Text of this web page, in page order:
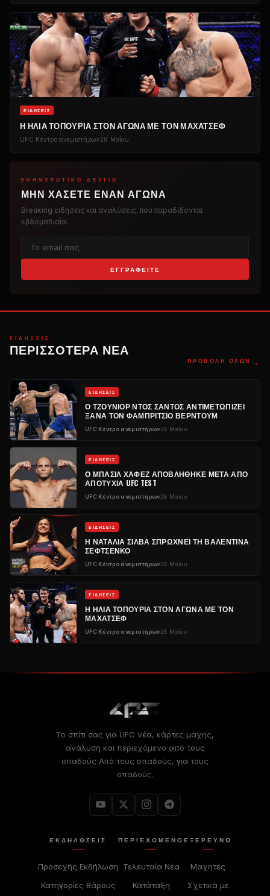
ΕΙΔΉΣΕΙΣ
Η ΗΛΊΑ ΤΟΠΟΥΡΊΑ ΣΤΟΝ ΑΓΏΝΑ ΜΕ ΤΟΝ ΜΑΧΆΤΣΕΦ
UFC Κέντρο ανεμιστήρων28 Μαΐου
ΕΝΗΜΕΡΩΤΙΚΌ ΔΕΛΤΊΟ
ΜΗΝ ΧΆΣΕΤΕ ΈΝΑΝ ΑΓΏΝΑ
Breaking ειδήσεις και αναλύσεις, που παραδίδονται
εβδομαδιαία.
ΕΓΓΡΑΦΕΊΤΕ
ΕΙΔΉΣΕΙΣ
ΠΕΡΙΣΣΌΤΕΡΑ ΝΈΑ
ΠΡΟΒΟΛΉ ΌΛΩΝ →
ΕΙΔΉΣΕΙΣ
Ο ΤΖΟΎΝΙΟΡ ΝΤΟΣ ΣΆΝΤΟΣ ΑΝΤΙΜΕΤΩΠΊΖΕΙ
ΞΑΝΆ ΤΟΝ ΦΑΜΠΡΊΤΣΙΟ ΒΈΡΝΤΟΥΜ
UFCΚέντρο ανεμιστήρων28 Μαΐου
ΕΙΔΉΣΕΙΣ
Ο ΜΠΑΣΊΛ ΧΑΦΈΖ ΑΠΟΒΛΉΘΗΚΕ ΜΕΤΆ ΑΠΌ
ΑΠΟΤΥΧΊΑ UFC TEST
UFCΚέντρο ανεμιστήρων28 Μαΐου
ΕΙΔΉΣΕΙΣ
Η ΝΑΤΑΛΊΑ ΣΊΛΒΑ ΣΠΡΏΧΝΕΙ ΤΗ ΒΑΛΕΝΤΊΝΑ
ΣΕΦΤΣΈΝΚΟ
UFCΚέντρο ανεμιστήρων28 Μαΐου
ΕΙΔΉΣΕΙΣ
Η ΗΛΊΑ ΤΟΠΟΥΡΊΑ ΣΤΟΝ ΑΓΏΝΑ ΜΕ ΤΟΝ
ΜΑΧΆΤΣΕΦ
UFCΚέντρο ανεμιστήρων28 Μαΐου
Το σπίτι σας για UFC νέα, κάρτες μάχης,
ανάλυση και περιεχόμενο από τους
οπαδούς Από τους οπαδούς, για τους
οπαδούς.
ΕΚΔΗΛΏΣΕΙΣ
Προσεχής Εκδήλωση
Κατηγορίες Βάρους
ΠΕΡΙΕΧΌΜΕΝΟ
Τελευταία Νέα
Κατάταξη
ΕΞΕΡΕΥΝΏ
Μαχητές
Σχετικά με